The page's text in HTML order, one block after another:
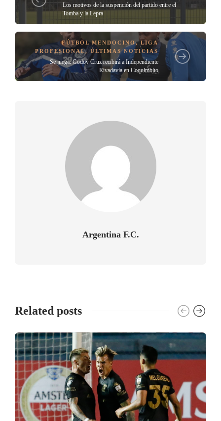
Los motivos de la suspención del partido entre el
Tomba y la Lepra
FÚTBOL MENDOCINO,LIGA
PROFESIONAL, ÚLTIMAS NOTICIAS
Se juega: Godoy Cruz recibirá a Independiente
Rivadavia en Coquimbito
Argentina F.C.
Related posts